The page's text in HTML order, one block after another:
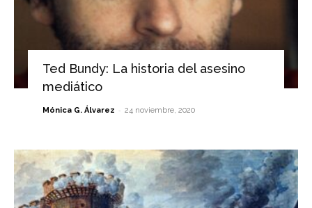
Ted Bundy: La historia del asesino
mediático
Mónica G. Álvarez - 24 noviembre, 2020